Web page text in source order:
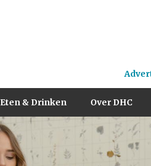
Eten & Drinken Over DHC